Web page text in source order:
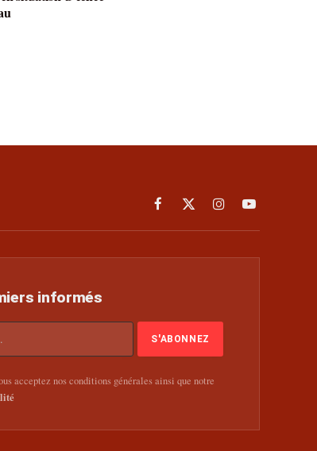
Facebook
X
(Twitter)
InstagramYouTube
informés
acceptez nos conditions générales ainsi que notre